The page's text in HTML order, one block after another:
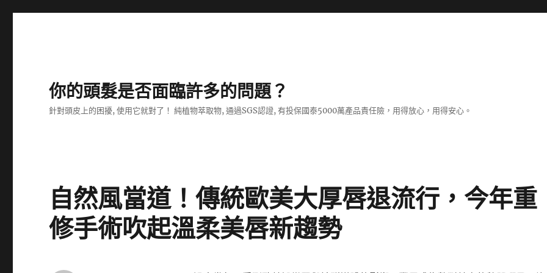
你的頭髮是否面臨許多的問題？
針對頭皮上的困擾, 使用它就對了！ 純植物萃取物, 通過SGS認證, 有投保國泰5000萬產品責任險，用得放心，用得安心。
自然風當道！傳統歐美大厚唇退流行，今年重
修手術吹起溫柔美唇新趨勢